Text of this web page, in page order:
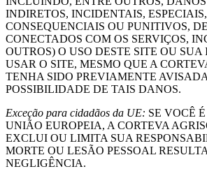
INDIRETOS, INCIDENTAIS, ESPECIAIS,
CONSEQUENCIAIS OU PUNITIVOS,
CONECTADOS COM OS SERVIÇOS,
OUTROS) O USO DESTE SITE OU
USAR O SITE, MESMO QUE A
TENHA SIDO PREVIAMENTE
POSSIBILIDADE DE TAIS DANOS.
Exceção para cidadãos da UE: SE VOCÊ
UNIÃO EUROPEIA, A CORTEVA
EXCLUI OU LIMITA SUA
MORTE OU LESÃO PESSOAL
NEGLIGÊNCIA.